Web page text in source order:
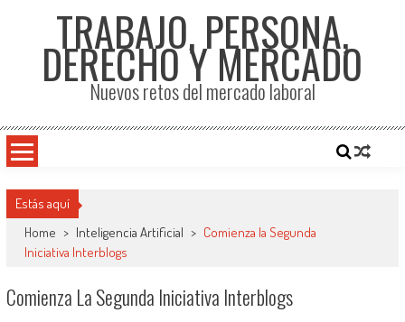
TRABAJO, PERSONA,
DERECHO Y MERCADO
Nuevos retos del mercado laboral
Estás aquí
Home > Inteligencia Artificial > Comienza la Segunda
Iniciativa Interblogs
Comienza La Segunda Iniciativa Interblogs